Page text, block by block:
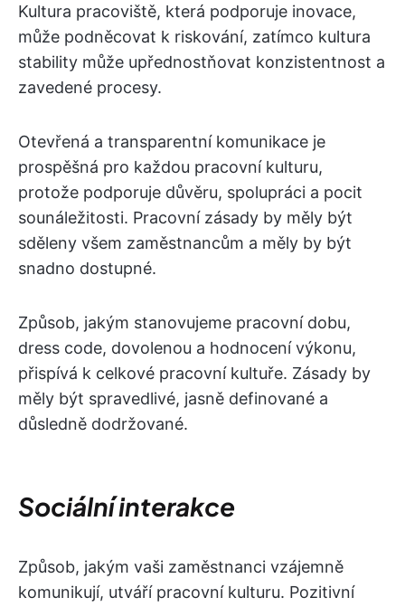
Kultura pracoviště, která podporuje inovace,
může podněcovat k riskování, zatímco kultura
stability může upřednostňovat konzistentnost a
zavedené procesy.
Otevřená a transparentní komunikace je
prospěšná pro každou pracovní kulturu,
protože podporuje důvěru, spolupráci a pocit
sounáležitosti. Pracovní zásady by měly být
sděleny všem zaměstnancům a měly by být
snadno dostupné.
Způsob, jakým stanovujeme pracovní dobu,
dress code, dovolenou a hodnocení výkonu,
přispívá k celkové pracovní kultuře. Zásady by
měly být spravedlivé, jasně definované a
důsledně dodržované.
Sociální interakce
Způsob, jakým vaši zaměstnanci vzájemně
komunikují, utváří pracovní kulturu. Pozitivní